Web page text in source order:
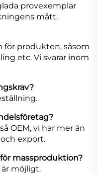
provexemplar
mått.
för produkten, såsom
etc. Vi svarar inom
OEM, vi har mer än
export.
massproduktion?
är möjligt.